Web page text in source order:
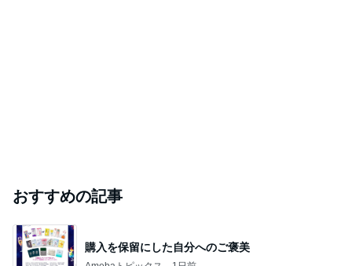
おすすめの記事
購入を保留にした自分へのご褒美